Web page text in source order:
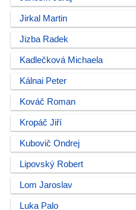
Jirkal Martin
Jizba Radek
Kadlečková Michaela
Kálnai Peter
Kováč Roman
Kropáč Jiří
Kubovič Ondrej
Lipovský Robert
Lom Jaroslav
Luka Palo